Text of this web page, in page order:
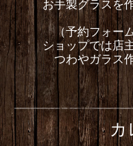
お手製グラスを
（予約フォー
ショップでは店
つわやガラス
カ